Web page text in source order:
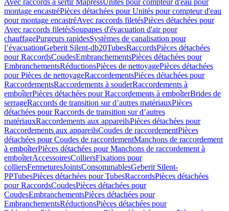
Avec raccords à sertir MapressUnités pour compteur d'eau pour
montage encastréPièces détachées pour Unités pour compteur d'eau
pour montage encastréAvec raccords filetésPièces détachées pour
Avec raccords filetésSoupapes d'évacuation d'air pour
chauffagePurgeurs rapidesSystèmes de canalisation pour
l’évacuationGeberit Silent-db20TubesRaccordsPièces détachées
pour RaccordsCoudesEmbranchementsPièces détachées pour
EmbranchementsRéductionsPièces de nettoyagePièces détachées
pour Pièces de nettoyageRaccordementsPièces détachées pour
RaccordementsRaccordements à souderRaccordements à
emboîterPièces détachées pour Raccordements à emboîterBrides de
serrageRaccords de transition sur d’autres matériauxPièces
détachées pour Raccords de transition sur d’autres
matériauxRaccordements aux appareilsPièces détachées pour
Raccordements aux appareilsCoudes de raccordementPièces
détachées pour Coudes de raccordementManchons de raccordement
à emboîterPièces détachées pour Manchons de raccordement à
emboîterAccessoiresColliersFixations pour
colliersFermeturesJointsConsommablesGeberit Silent-
PPTubesPièces détachées pour TubesRaccordsPièces détachées
pour RaccordsCoudesPièces détachées pour
CoudesEmbranchementsPièces détachées pour
EmbranchementsRéductionsPièces détachées pour